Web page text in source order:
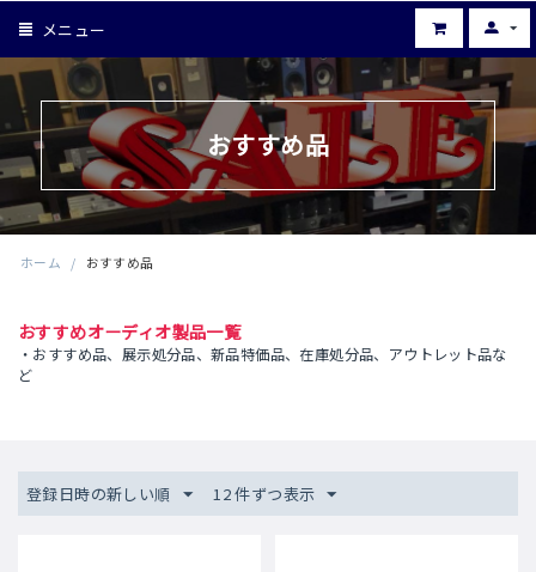
メニュー
おすすめ品
ホーム / おすすめ品
おすすめオーディオ製品一覧
・おすすめ品、展示処分品、新品特価品、在庫処分品、アウトレット品な
ど
登録日時の新しい順 12 件ずつ表示